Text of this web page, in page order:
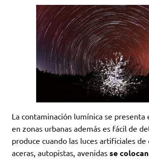
La contaminación lumínica se presenta
en zonas urbanas además es fácil de
produce cuando las luces artificiales de
aceras, autopistas, avenidas se